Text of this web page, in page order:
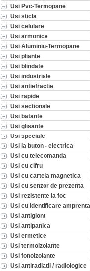
Usi Pvc-Termopane
Usi sticla
Usi celulare
Usi armonice
Usi Aluminiu-Termopane
Usi pliante
Usi blindate
Usi industriale
Usi antiefractie
Usi rapide
Usi sectionale
Usi batante
Usi glisante
Usi speciale
Usi la buton - electrica
Usi cu telecomanda
Usi cu cifru
Usi cu cartela magnetica
Usi cu senzor de prezenta
Usi rezistente la foc
Usi cu identificare amprenta
Usi antiglont
Usi antipanica
Usi ermetice
Usi termoizolante
Usi fonoizolante
Usi antiradiatii / radiologice